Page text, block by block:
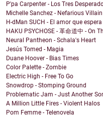
P'pa Carpenter - Los Tres
Michelle Sanchez - Nefarious Villain
H-dMan SUCH - El amor que espera
HAKU PSYCHOSE - 革命道中 - On
Neural Pantheon - Schala's Heart
Jesús Tomed - Magia
Duane Hoover - Bias Times
Color Palette - Zombie
Electric High - Free To Go
Snowdrop - Stomping Ground
Problematic Jam - Just Another
A Million Little Fires - Violent Halos
Pom Femme - Telenovela